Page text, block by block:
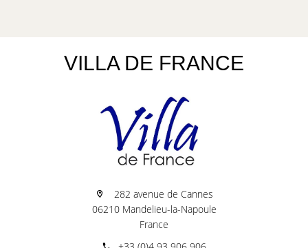
VILLA DE FRANCE
282 avenue de Cannes
06210 Mandelieu-la-Napoule
France